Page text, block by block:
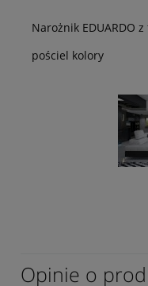
Narożnik EDUARDO
pościel kolory
Opinie o